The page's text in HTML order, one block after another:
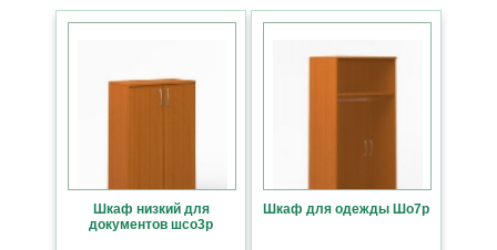
Шкаф низкий для
документов шсо3р
Шкаф для одежды Шо7р